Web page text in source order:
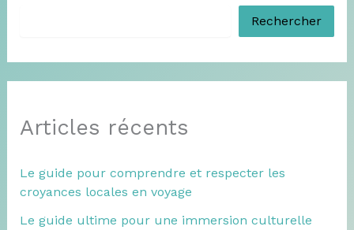
Rechercher
Articles récents
Le guide pour comprendre et respecter les
croyances locales en voyage
Le guide ultime pour une immersion culturelle